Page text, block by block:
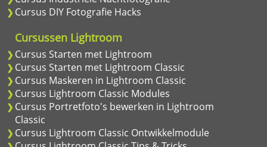
Cursus DIY Fotografie Hacks
Cursussen Lightroom
Cursus Starten met Lightroom
Cursus Starten met Lightroom Classic
Cursus Maskeren in Lightroom Classic
Cursus Lightroom Classic Modules
Cursus Portretfoto's bewerken in Lightroom
Classic
Cursus Lightroom Classic Ontwikkelmodule